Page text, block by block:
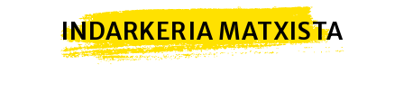
INDARKERIA MATXISTA